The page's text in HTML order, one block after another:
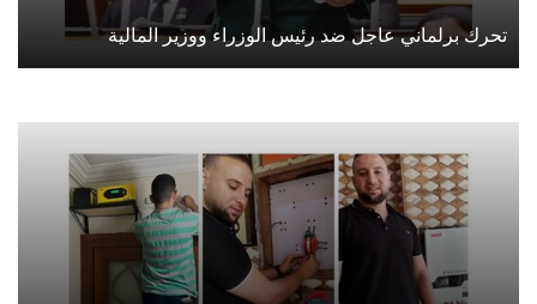
تحرك برلماني عاجل ضد رئيس الوزراء ووزير المالية